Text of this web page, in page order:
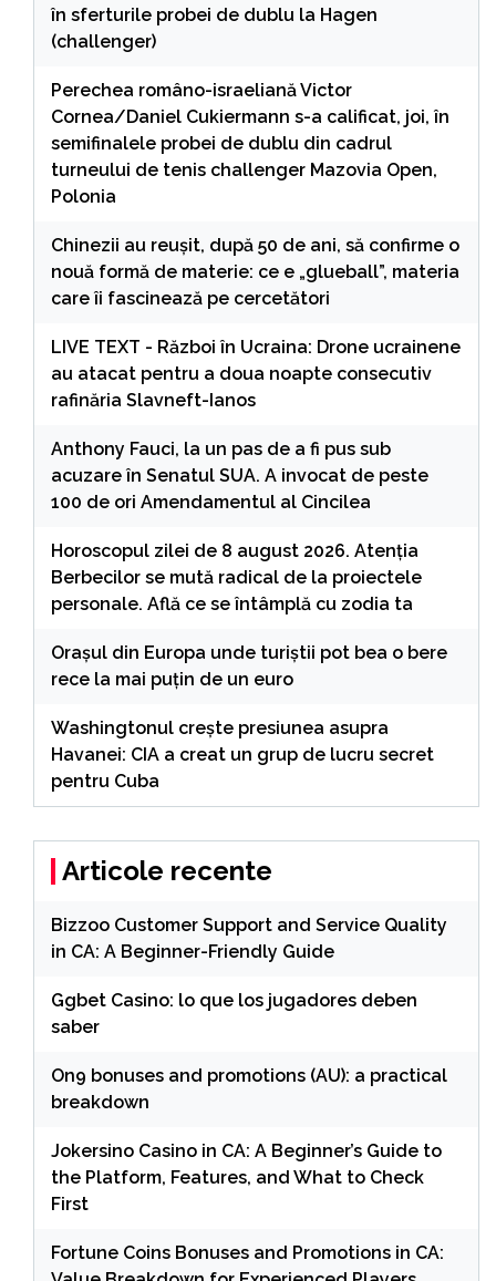
în sferturile probei de dublu la Hagen
(challenger)
Perechea româno-israeliană Victor
Cornea/Daniel Cukiermann s-a calificat, joi, în
semifinalele probei de dublu din cadrul
turneului de tenis challenger Mazovia Open,
Polonia
Chinezii au reușit, după 50 de ani, să confirme o
nouă formă de materie: ce e „glueball”, materia
care îi fascinează pe cercetători
LIVE TEXT - Război în Ucraina: Drone ucrainene
au atacat pentru a doua noapte consecutiv
rafinăria Slavneft-Ianos
Anthony Fauci, la un pas de a fi pus sub
acuzare în Senatul SUA. A invocat de peste
100 de ori Amendamentul al Cincilea
Horoscopul zilei de 8 august 2026. Atenția
Berbecilor se mută radical de la proiectele
personale. Află ce se întâmplă cu zodia ta
Orașul din Europa unde turiștii pot bea o bere
rece la mai puțin de un euro
Washingtonul creşte presiunea asupra
Havanei: CIA a creat un grup de lucru secret
pentru Cuba
Articole recente
Bizzoo Customer Support and Service Quality
in CA: A Beginner-Friendly Guide
Ggbet Casino: lo que los jugadores deben
saber
On9 bonuses and promotions (AU): a practical
breakdown
Jokersino Casino in CA: A Beginner’s Guide to
the Platform, Features, and What to Check
First
Fortune Coins Bonuses and Promotions in CA: